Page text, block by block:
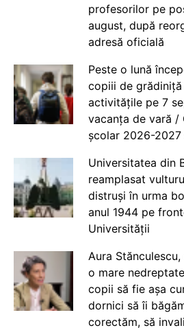
profesorilor pe
august, după
adresă oficială
Peste o lună
copiii de
activitățile pe 7
vacanța de vară /
școlar 2026-
Universitatea din
reamplasat
distruși în urma
anul 1944 pe
Universității
Aura
o mare
copii să fie așa
dornici să îi
corectăm, să